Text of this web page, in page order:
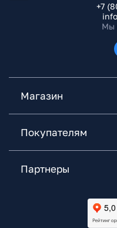
+7
Мы
Магазин
Покупателям
Партнеры